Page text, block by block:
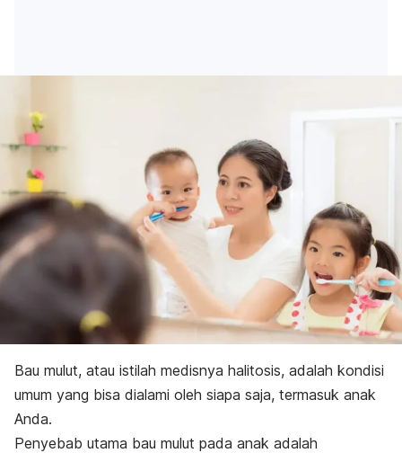
Bau mulut, atau istilah medisnya halitosis, adalah kondisi
umum yang bisa dialami oleh siapa saja, termasuk anak
Anda.
Penyebab utama bau mulut pada anak adalah